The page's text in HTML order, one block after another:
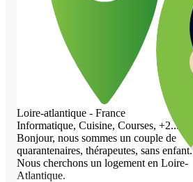
Loire-atlantique - France
Informatique, Cuisine, Courses, +2...
Bonjour, nous sommes un couple de
quarantenaires, thérapeutes, sans enfant.
Nous cherchons un logement en Loire-
Atlantique.